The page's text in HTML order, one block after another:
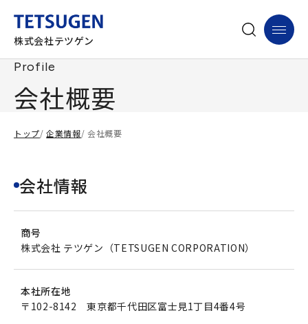
株式会社テツゲン
Profile
会社概要
トップ/企業情報/ 会社概要
会社情報
商号
株式会社 テツゲン（TETSUGEN CORPORATION）
本社所在地
〒102-8142 東京都千代田区富士見1丁目4番4号